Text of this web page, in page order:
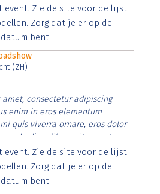
justo cursus id rutrum lorem
vitae risus tristique posuere.
Zie de site voor de lijst
Zorg dat je er op de
bent!
(ZH)
consectetur adipiscing
enim in eros elementum
quis viverra ornare, eros dolor
diam libero vitae erat.
justo cursus id rutrum lorem
vitae risus tristique posuere.
Zie de site voor de lijst
Zorg dat je er op de
bent!